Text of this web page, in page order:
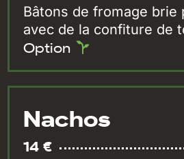
Bâtons de fromage brie
avec de la confiture de
Option
Nachos
14 €